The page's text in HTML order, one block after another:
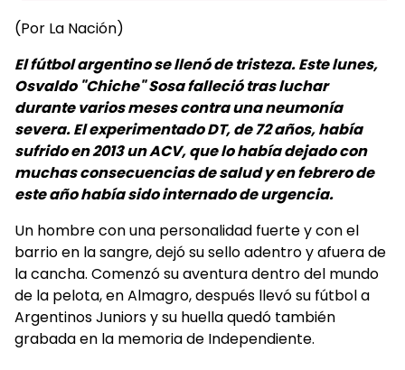
(Por La Nación)
El fútbol argentino se llenó de tristeza. Este lunes,
Osvaldo "Chiche" Sosa falleció tras luchar
durante varios meses contra una neumonía
severa. El experimentado DT, de 72 años, había
sufrido en 2013 un ACV, que lo había dejado con
muchas consecuencias de salud y en febrero de
este año había sido internado de urgencia.
Un hombre con una personalidad fuerte y con el
barrio en la sangre, dejó su sello adentro y afuera de
la cancha. Comenzó su aventura dentro del mundo
de la pelota, en Almagro, después llevó su fútbol a
Argentinos Juniors y su huella quedó también
grabada en la memoria de Independiente.